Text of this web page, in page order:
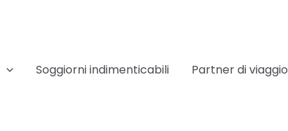
Soggiorni indimenticabili Partner di viaggio